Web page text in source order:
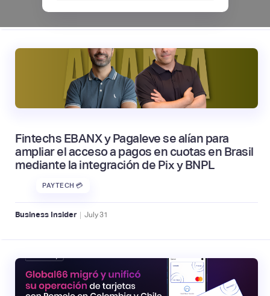
Fintechs EBANX y Pagaleve se alían para
ampliar el acceso a pagos en cuotas en Brasil
mediante la integración de Pix y BNPL
PAYTECH 💳
Business Insider | July31